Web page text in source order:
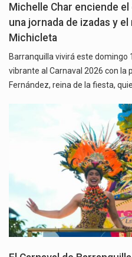
Michelle Char enciende
una jornada de izadas y
Michicleta
Barranquilla vivirá este domingo
vibrante al Carnaval 2026 con la
Fernández, reina de la fiesta,